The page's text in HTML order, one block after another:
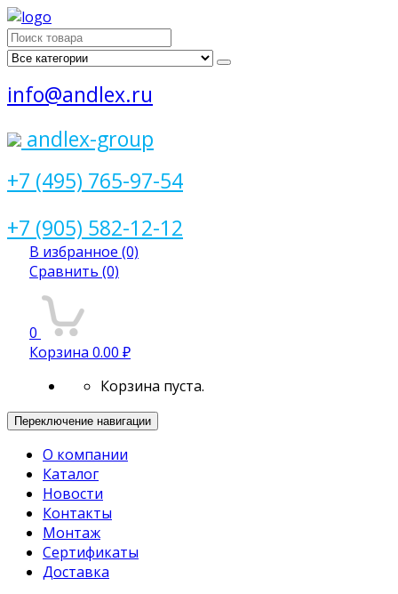
Поиск
для:
info@andlex.ru
andlex-group
+7 (495) 765-97-54
+7 (905) 582-12-12
В избранное (0)
Сравнить (0)
0
Корзина 0.00 ₽
Корзина пуста.
Переключение навигации
О компании
Каталог
Новости
Контакты
Монтаж
Сертификаты
Доставка